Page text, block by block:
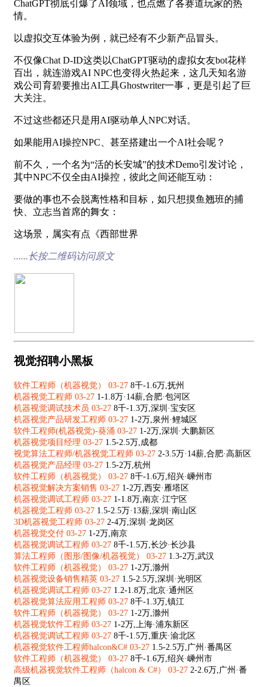
ChatGPT彻底引爆了AI领域，也点燃了各赛道玩家的热
情。
以虚拟交互体验为例，就已经有不少新产品冒头。
不仅像Chat D-ID这类以ChatGPT驱动的虚拟女友bot花样
百出，就连游戏AI NPC也变得火热起来，这几天知名游
戏公司育碧要推出AI工具Ghostwriter一事，更是引起了巨
大关注。
不过这些都还只是用AI驱动单人NPC对话。
如果能用AI操控NPC、甚至搭建出一个AI社会呢？
前不久，一个名为“活的长安城”的技术Demo引发讨论，
其中NPC不仅全由AI操控，彼此之间还能互动：
要做的事也不会脱离性格和目标，如只想摸鱼翘班的捕
快、立志当首席的舞女：
这场景，属实有点《西部世界
......长按二维码访问原文
视觉招聘小黑板
软件工程师（机器视觉） 03-27 8千-1.6万,抚州
机器视觉工程师 03-27 1-1.8万·14薪,合肥·包河区
机器视觉调试技术员 03-27 8千-1.3万,深圳·宝安区
机器视觉产品研发工程师 03-27 1-2万,泉州·鲤城区
软件工程师(机器视觉)-葵涌 03-27 1-2万,深圳·大鹏新区
机器视觉项目经理 03-27 1.5-2.5万,成都
视觉算法工程师/机器视觉工程师 03-27 2-3.5万·14薪,合肥·高新区
机器视觉产品经理 03-27 1.5-2万,杭州
软件工程师（机器视觉） 03-27 8千-1.6万,绍兴·嵊州市
机器视觉解决方案销售 03-27 1-2万,西安·雁塔区
机器视觉调试工程师 03-27 1-1.8万,南京·江宁区
机器视觉工程师 03-27 1.5-2.5万·13薪,深圳·南山区
3D机器视觉工程师 03-27 2-4万,深圳·龙岗区
机器视觉交付 03-27 1-2万,南京
机器视觉调试工程师 03-27 8千-1.5万,长沙·长沙县
算法工程师（图形/图像/机器视觉） 03-27 1.3-2万,武汉
软件工程师（机器视觉） 03-27 1-2万,滁州
机器视觉设备销售精英 03-27 1.5-2.5万,深圳·光明区
机器视觉调试工程师 03-27 1.2-1.8万,北京·通州区
机器视觉算法应用工程师 03-27 8千-1.3万,镇江
软件工程师（机器视觉） 03-27 1-2万,滁州
机器视觉软件工程师 03-27 1-2万,上海·浦东新区
机器视觉调试工程师 03-27 8千-1.5万,重庆·渝北区
机器视觉软件工程师halcon&C# 03-27 1.5-2.5万,广州·番禺区
软件工程师（机器视觉） 03-27 8千-1.6万,绍兴·嵊州市
高级机器视觉软件工程师（halcon & C#） 03-27 2-2.6万,广州·番
禺区